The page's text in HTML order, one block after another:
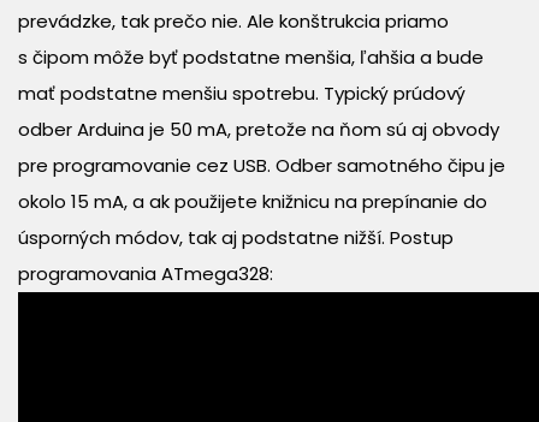
prevádzke, tak prečo nie. Ale konštrukcia priamo
s čipom môže byť podstatne menšia, ľahšia a bude
mať podstatne menšiu spotrebu. Typický prúdový
odber Arduina je 50 mA, pretože na ňom sú aj obvody
pre programovanie cez USB. Odber samotného čipu je
okolo 15 mA, a ak použijete knižnicu na prepínanie do
úsporných módov, tak aj podstatne nižší. Postup
programovania ATmega328: